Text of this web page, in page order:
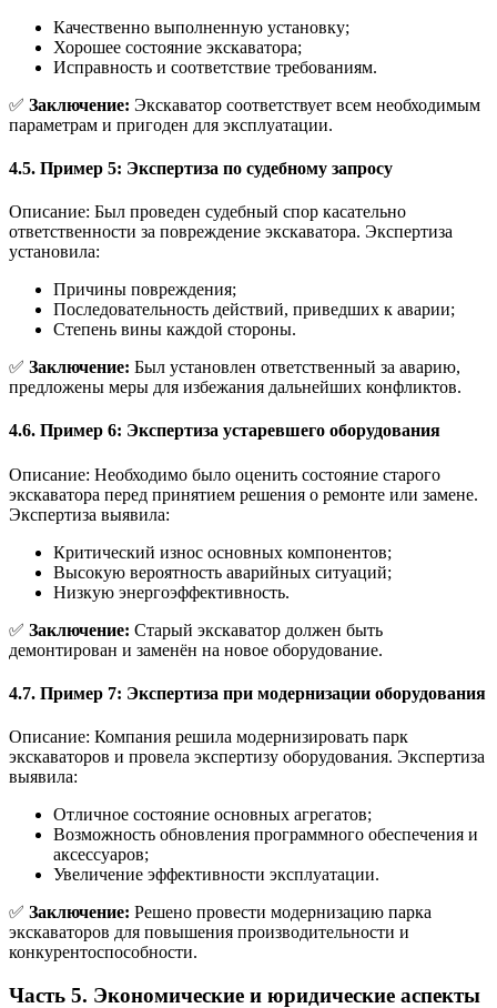
Качественно выполненную установку;
Хорошее состояние экскаватора;
Исправность и соответствие требованиям.
✅ Заключение: Экскаватор соответствует всем необходимым
параметрам и пригоден для эксплуатации.
4.5. Пример 5: Экспертиза по судебному запросу
Описание: Был проведен судебный спор касательно
ответственности за повреждение экскаватора. Экспертиза
установила:
Причины повреждения;
Последовательность действий, приведших к аварии;
Степень вины каждой стороны.
✅ Заключение: Был установлен ответственный за аварию,
предложены меры для избежания дальнейших конфликтов.
4.6. Пример 6: Экспертиза устаревшего оборудования
Описание: Необходимо было оценить состояние старого
экскаватора перед принятием решения о ремонте или замене.
Экспертиза выявила:
Критический износ основных компонентов;
Высокую вероятность аварийных ситуаций;
Низкую энергоэффективность.
✅ Заключение: Старый экскаватор должен быть
демонтирован и заменён на новое оборудование.
4.7. Пример 7: Экспертиза при модернизации оборудования
Описание: Компания решила модернизировать парк
экскаваторов и провела экспертизу оборудования. Экспертиза
выявила:
Отличное состояние основных агрегатов;
Возможность обновления программного обеспечения и
аксессуаров;
Увеличение эффективности эксплуатации.
✅ Заключение: Решено провести модернизацию парка
экскаваторов для повышения производительности и
конкурентоспособности.
Часть 5. Экономические и юридические аспекты